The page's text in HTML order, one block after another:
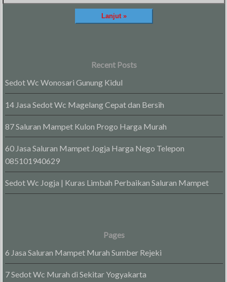
Recent Posts
Sedot Wc Wonosari Gunung Kidul
14 Jasa Sedot Wc Magelang Cepat dan Bersih
87 Saluran Mampet Kulon Progo Harga Murah
60 Jasa Saluran Mampet Jogja Harga Nego Telepon
085101940629
Sedot Wc Jogja | Kuras Limbah Perbaikan Saluran Mampet
Pages
6 Jasa Saluran Mampet Murah Sumber Rejeki
7 Sedot Wc Murah di Sekitar Yogyakarta